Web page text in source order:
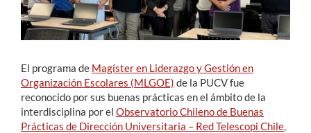
Funcionarios
Alumni
English
El programa de Magíster en Liderazgo y Gestión en
Organización Escolares (MLGOE) de la PUCV fue
reconocido por sus buenas prácticas en el ámbito de la
interdisciplina por el Observatorio Chileno de Buenas
Prácticas de Dirección Universitaria – Red Telescopi Chile